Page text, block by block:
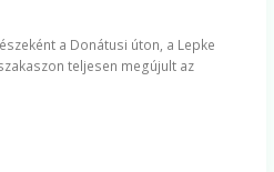
a Donátusi úton, a Lepke
teljesen megújult az